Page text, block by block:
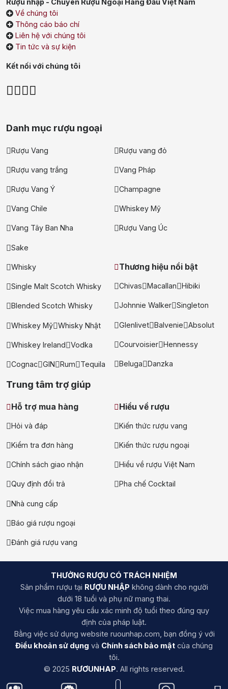
tặng, gi rượu siêu hấp dẫn
+ Nhà cung cấp uy tín
Rượu nhập - Chuyên Rượu Ngoại Hàng Đầu Việt Nam
Về chúng tôi
Thông cáo báo chí
Liên hệ với chúng tôi
Tin tức và sự kiện
Kết nối với chúng tôi
Danh mục rượu ngoại
Rượu Vang Rượu vang đỏ
Rượu vang trắng Vang Pháp
Rượu Vang Ý Champagne
Vang Chile Whiskey Mỹ
Vang Tây Ban Nha Rượu Vang Úc
Sake
Whisky
Single Malt Scotch Whisky
Blended Scotch Whisky
Whiskey Mỹ Whisky Nhật
Whiskey Ireland Vodka
Cognac GIN Rum Tequila
Thương hiệu nổi bật
Chivas Macallan Hibiki
Johnnie Walker Singleton
Glenlivet Balvenie Absolut
Courvoisier Hennessy
Beluga Danzka
Trung tâm trợ giúp
Hỗ trợ mua hàng
Hỏi và đáp
Kiểm tra đơn hàng
Chính sách giao nhận
Quy định đổi trả
Nhà cung cấp
Báo giá rượu ngoại
Đánh giá rượu vang
Hiểu về rượu
Kiến thức rượu vang
Kiến thức rượu ngoại
Hiểu về rượu Việt Nam
Pha chế Cocktail
THƯỞNG RƯỢU CÓ TRÁCH NHIỆM
Sản phẩm rượu tại RƯỢU NHẬP không dành cho người
dưới 18 tuổi và phụ nữ mang thai.
Việc mua hàng yêu cầu xác minh độ tuổi theo đúng quy
định của pháp luật.
Bằng việc sử dụng website ruounhap.com, bạn đồng ý với
Điều khoản sử dụng và Chính sách bảo mật của chúng
tôi.
© 2025 RƯƠUNHAP. All rights reserved.